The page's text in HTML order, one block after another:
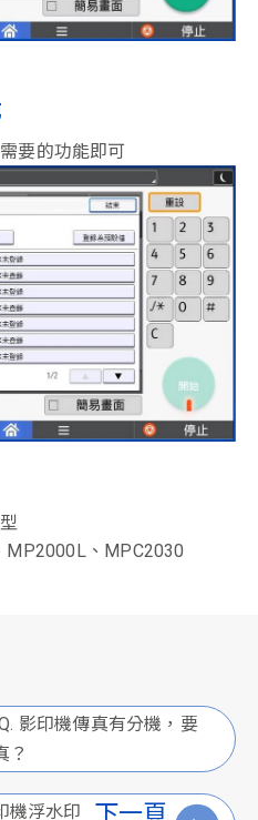
要的功能即可
MP2000L、MPC2030
影印機傳真有分機，要
？
機浮水印 下一頁